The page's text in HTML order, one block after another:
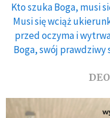
Kto szuka Boga, musi
Musi się wciąż
przed oczyma i
Boga, swój prawdziwy